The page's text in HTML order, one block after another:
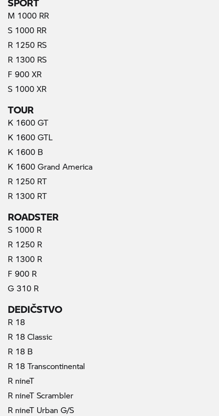
M 1000 RR
S 1000 RR
R 1250 RS
R 1300 RS
F 900 XR
S 1000 XR
TOUR
K 1600 GT
K 1600 GTL
K 1600 B
K 1600 Grand America
R 1250 RT
R 1300 RT
ROADSTER
S 1000 R
R 1250 R
R 1300 R
F 900 R
G 310 R
DEDIČSTVO
R 18
R 18 Classic
R 18 B
R 18 Transcontinental
R nineT
R nineT Scrambler
R nineT Urban G/S